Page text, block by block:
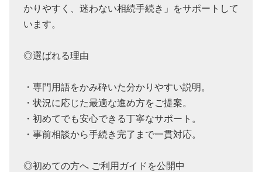
かりやすく、迷わない相続手続き」をサポートして
います。
◎選ばれる理由
・専門用語をかみ砕いた分かりやすい説明。
・状況に応じた最適な進め方をご提案。
・初めてでも安心できる丁寧なサポート。
・事前相談から手続き完了まで一貫対応。
◎初めての方へ ご利用ガイドを公開中